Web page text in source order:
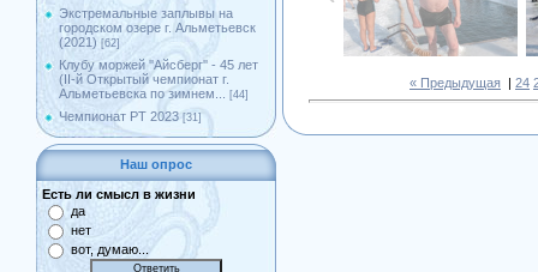
Экстремальные заплывы на
городском озере г. Альметьевск
(2021) [62]
Клубу моржей ''Айсберг'' - 45 лет
(II-й Открытый чемпионат г.
Альметьевска по зимнем...
[44]
Чемпионат РТ 2023 [31]
Наш опрос
Есть ли смысл в жизни
да
нет
вот, думаю...
« Предыдущая | 24